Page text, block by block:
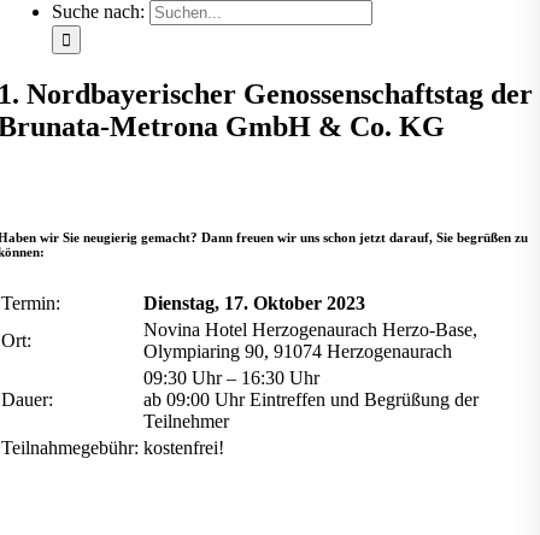
Suche nach:
Nordbayerischer Genossenschaftstag der
Metrona GmbH & Co. KG
wir Sie neugierig gemacht? Dann freuen wir uns schon jetzt darauf, Sie begrüßen zu
Termin:
Dienstag, 17. Oktober 2023
Ort:
Novina Hotel Herzogenaurach Herzo-Base,
Olympiaring 90, 91074 Herzogenaurach
Dauer:
09:30 Uhr – 16:30 Uhr
ab 09:00 Uhr Eintreffen und Begrüßung der
Teilnehmer
Teilnahmegebühr: kostenfrei!